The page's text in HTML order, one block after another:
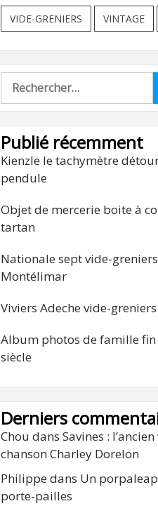
VIDE-GRENIERS VINTAGE
Rechercher :
Publié récemment
Kienzle le tachymètre
pendule
Objet de mercerie boite à
tartan
Nationale sept vide-greniers
Montélimar
Viviers Adeche vide-
Album photos de famille fin
siècle
Derniers
Chou dans Savines :
chanson Charley Dorelon
Philippe dans Un
porte-pailles